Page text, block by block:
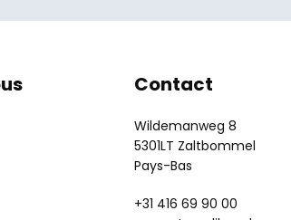
Contact
Wildemanweg 8
5301LT Zaltbommel
Pays-Bas
+31 416 69 90 00